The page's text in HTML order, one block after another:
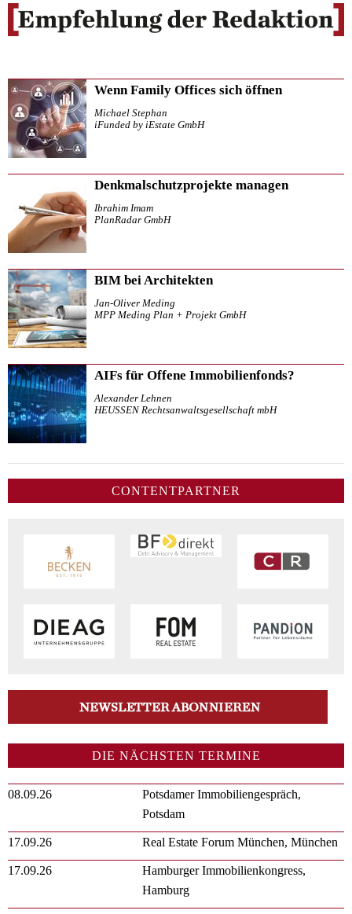
Wenn Family Offices sich öffnen
Michael Stephan
iFunded by iEstate GmbH
Denkmalschutzprojekte managen
Ibrahim Imam
PlanRadar GmbH
BIM bei Architekten
Jan-Oliver Meding
MPP Meding Plan + Projekt GmbH
AIFs für Offene Immobilienfonds?
Alexander Lehnen
HEUSSEN Rechtsanwaltsgesellschaft mbH
CONTENTPARTNER
DIE NÄCHSTEN TERMINE
08.09.26
Potsdamer Immobiliengespräch,
Potsdam
17.09.26 Real Estate Forum München, München
17.09.26
Hamburger Immobilienkongress,
Hamburg